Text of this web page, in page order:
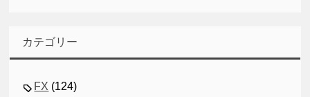
カテゴリー
FX (124)